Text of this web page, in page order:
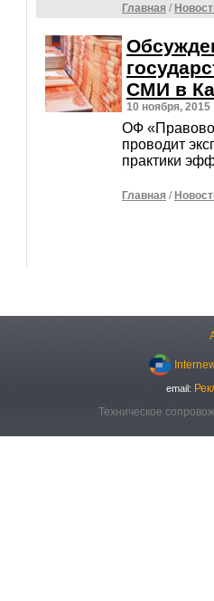
Главная /
СМИ в
10 ноября, 2015
ОФ
проводит
практики
Главная /
email:
Техническое